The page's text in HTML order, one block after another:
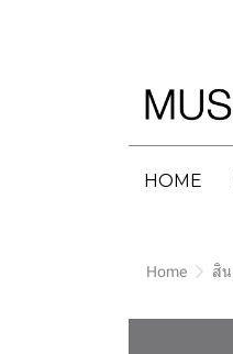
HOME
Home สิ